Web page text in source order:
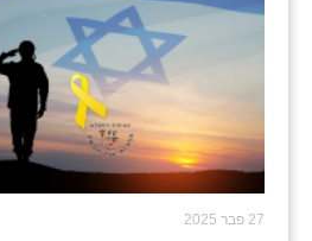
27 פבר 2025